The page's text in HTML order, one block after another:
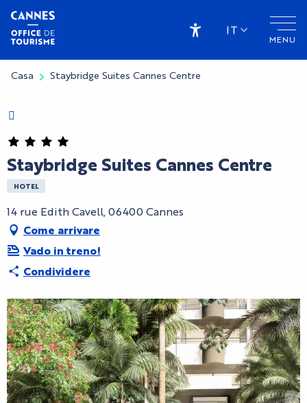
Aller
contenu
principal
MENU
Accessibilité
IT
Casa Staybridge Suites Cannes Centre
Staybridge Suites Cannes Centre
HOTEL
Charte Bienvenue à Cannes
14 rue Edith Cavell, 06400 Cannes
Come arrivare
Vado in treno!
Condividere